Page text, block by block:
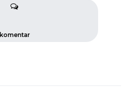
komentar